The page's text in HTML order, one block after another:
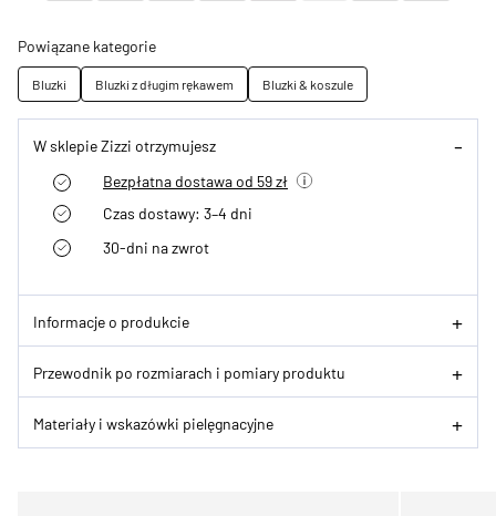
Powiązane kategorie
Bluzki Bluzki z długim rękawem Bluzki & koszule
W sklepie Zizzi otrzymujesz
Bezpłatna dostawa od 59 zł
Czas dostawy: 3–4 dni
30-dni na zwrot
Informacje o produkcie
Przewodnik po rozmiarach i pomiary produktu
Materiały i wskazówki pielęgnacyjne